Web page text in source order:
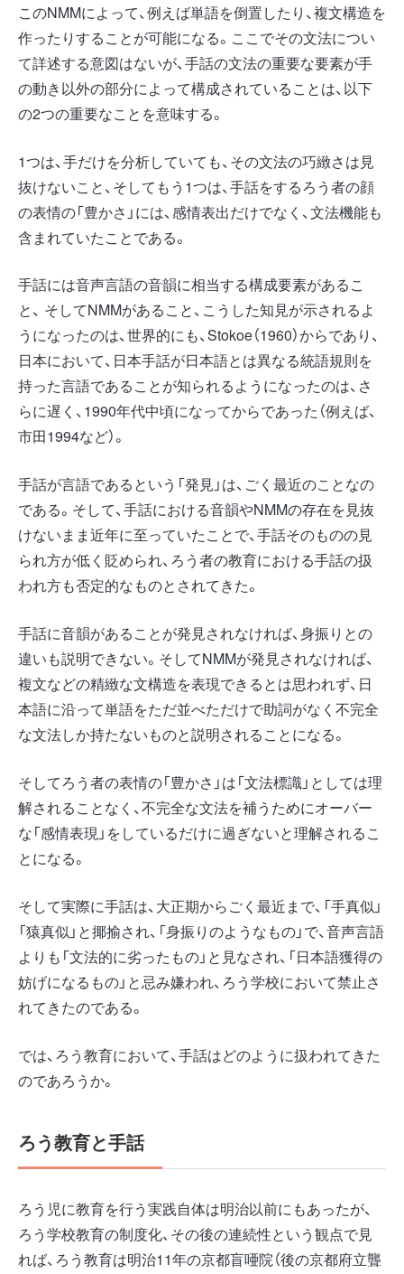
このNMMによって、例えば単語を倒置したり、複文構造を
作ったりすることが可能になる。ここでその文法につい
て詳述する意図はないが、手話の文法の重要な要素が手
の動き以外の部分によって構成されていることは、以下
の2つの重要なことを意味する。
1つは、手だけを分析していても、その文法の巧緻さは見
抜けないこと、そしてもう1つは、手話をするろう者の顔
の表情の「豊かさ」には、感情表出だけでなく、文法機能も
含まれていたことである。
手話には音声言語の音韻に相当する構成要素があるこ
と、 そしてNMMがあること、こうした知見が示されるよ
うになったのは、世界的にも、Stokoe（1960）からであり、
日本において、日本手話が日本語とは異なる統語規則を
持った言語であることが知られるようになったのは、さ
らに遅く、1990年代中頃になってからであった（例えば、
市田1994など）。
手話が言語であるという「発見」は、ごく最近のことなの
である。そして、手話における音韻やNMMの存在を見抜
けないまま近年に至っていたことで、手話そのものの見
られ方が低く貶められ、ろう者の教育における手話の扱
われ方も否定的なものとされてきた。
手話に音韻があることが発見されなければ、身振りとの
違いも説明できない。そしてNMMが発見されなければ、
複文などの精緻な文構造を表現できるとは思われず、日
本語に沿って単語をただ並べただけで助詞がなく不完全
な文法しか持たないものと説明されることになる。
そしてろう者の表情の「豊かさ」は「文法標識」としては理
解されることなく、不完全な文法を補うためにオーバー
な「感情表現」をしているだけに過ぎないと理解されるこ
とになる。
そして実際に手話は、大正期からごく最近まで、「手真似」
「猿真似」と揶揄され、「身振りのようなもの」で、音声言語
よりも「文法的に劣ったもの」と見なされ、「日本語獲得の
妨げになるもの」と忌み嫌われ、ろう学校において禁止さ
れてきたのである。
では、ろう教育において、手話はどのように扱われてきた
のであろうか。
ろう教育と手話
ろう児に教育を行う実践自体は明治以前にもあったが、
ろう学校教育の制度化、その後の連続性という観点で見
れば、ろう教育は明治11年の京都盲唖院（後の京都府立聾